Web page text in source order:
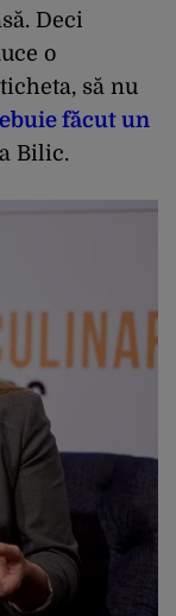
Deci
o
să nu
făcut un
Bilic.